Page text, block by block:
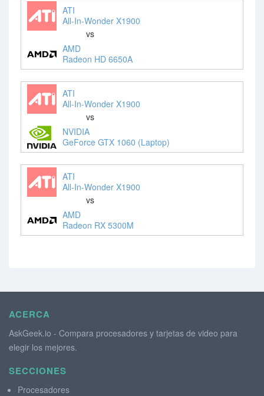
ATI
All-In-Wonder X1900
vs
AMD
Radeon HD 6650A
ATI
All-In-Wonder X1900
vs
NVIDIA
GeForce GTX 1060 (Laptop)
ATI
All-In-Wonder X1900
vs
AMD
Radeon RX 5300M
ACERCA
AskGeek.io - Compara procesadores y tarjetas de video para
elegir los mejores.
SECCIONES
Procesadores